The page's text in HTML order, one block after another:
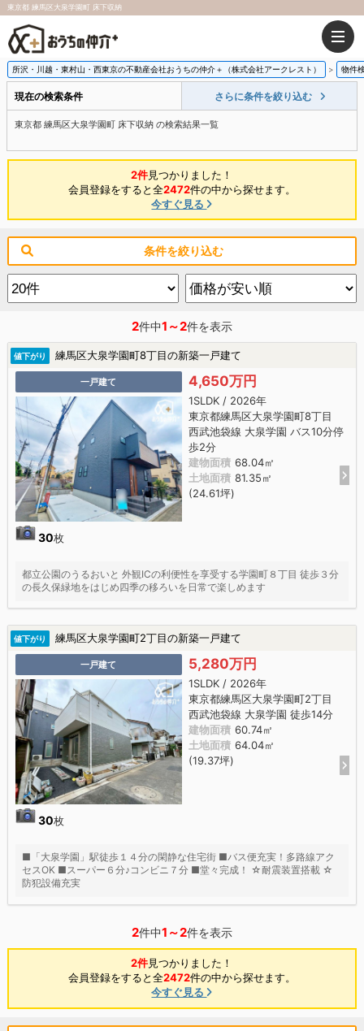
東京都 練馬区大泉学園町 床下収納
所沢・川越・東村山・西東京の不動産会社おうちの仲介＋（株式会社アークレスト） 物件
現在の検索条件 さらに条件を絞り込む
東京都 練馬区大泉学園町 床下収納 の検索結果一覧
2件見つかりました！
会員登録をすると全2472件の中から探せます。
今すぐ見る
条件を絞り込む
2件中1～2件を表示
値下がり 練馬区大泉学園町8丁目の新築一戸建て
一戸建て
30枚
4,650万円
1SLDK / 2026年
東京都練馬区大泉学園町8丁目
西武池袋線 大泉学園 バス10分停
歩2分
建物面積 68.04㎡
土地面積 81.35㎡
(24.61坪)
都立公園のうるおいと 外観ICの利便性を享受する学園町８丁目 徒歩３分
の長久保緑地をはじめ四季の移ろいを日常で楽しめます
値下がり 練馬区大泉学園町2丁目の新築一戸建て
一戸建て
30枚
5,280万円
1SLDK / 2026年
東京都練馬区大泉学園町2丁目
西武池袋線 大泉学園 徒歩14分
建物面積 60.74㎡
土地面積 64.04㎡
(19.37坪)
■「大泉学園」駅徒歩１４分の閑静な住宅街 ■バス便充実！多路線アク
セスOK ■スーパー６分♪コンビニ７分 ■堂々完成！ ☆耐震装置搭載 ☆
防犯設備充実
2件中1～2件を表示
2件見つかりました！
会員登録をすると全2472件の中から探せます。
今すぐ見る